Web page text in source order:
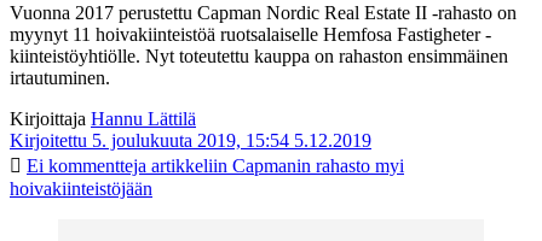
Vuonna 2017 perustettu Capman Nordic Real Estate II -rahasto on
myynyt 11 hoivakiinteistöä ruotsalaiselle Hemfosa Fastigheter -
kiinteistöyhtiölle. Nyt toteutettu kauppa on rahaston ensimmäinen
irtautuminen.
Kirjoittaja Hannu Lättilä
Kirjoitettu 5. joulukuuta 2019, 15:54 5.12.2019
Ei kommentteja artikkeliin Capmanin rahasto myi
hoivakiinteistöjään